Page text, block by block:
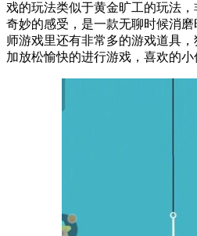
戏的玩法类似于黄金旷工的玩法
奇妙的感受，是一款无聊时候消
师游戏里还有非常多的游戏道具
加放松愉快的进行游戏，喜欢的